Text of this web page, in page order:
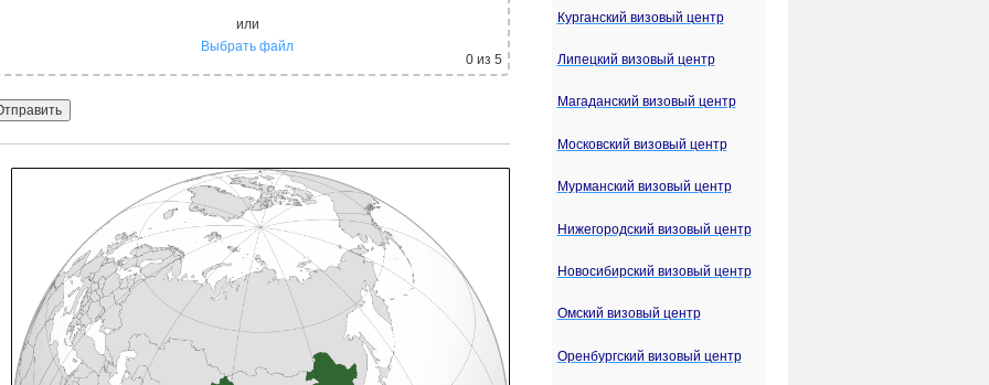
или
Выбрать файл
0из 5
Курганский визовый центр
Липецкий визовый центр
Магаданский визовый центр
Московский визовый центр
Мурманский визовый центр
Нижегородский визовый центр
Новосибирский визовый центр
Омский визовый центр
Оренбургский визовый центр